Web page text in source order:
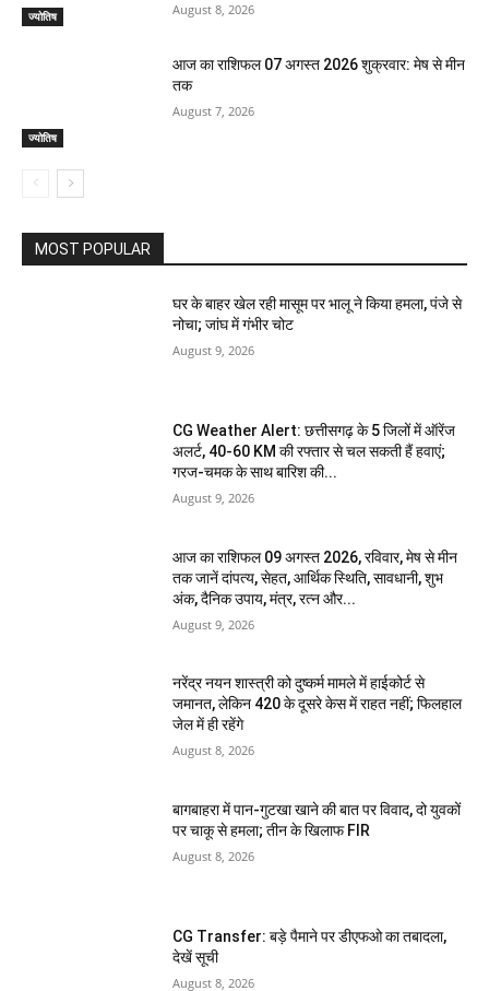
ज्योतिष August 8, 2026
ज्योतिष
आज का राशिफल 07 अगस्त 2026 शुक्रवार: मेष से मीन
तक
August 7, 2026
MOST POPULAR
घर के बाहर खेल रही मासूम पर भालू ने किया हमला, पंजे से
नोचा; जांघ में गंभीर चोट
August 9, 2026
CG Weather Alert: छत्तीसगढ़ के 5 जिलों में ऑरेंज
अलर्ट, 40-60 KM की रफ्तार से चल सकती हैं हवाएं;
गरज-चमक के साथ बारिश की...
August 9, 2026
आज का राशिफल 09 अगस्त 2026, रविवार, मेष से मीन
तक जानें दांपत्य, सेहत, आर्थिक स्थिति, सावधानी, शुभ
अंक, दैनिक उपाय, मंत्र, रत्न और...
August 9, 2026
नरेंद्र नयन शास्त्री को दुष्कर्म मामले में हाईकोर्ट से
जमानत, लेकिन 420 के दूसरे केस में राहत नहीं; फिलहाल
जेल में ही रहेंगे
August 8, 2026
बागबाहरा में पान-गुटखा खाने की बात पर विवाद, दो युवकों
पर चाकू से हमला; तीन के खिलाफ FIR
August 8, 2026
CG Transfer: बड़े पैमाने पर डीएफओ का तबादला,
देखें सूची
August 8, 2026